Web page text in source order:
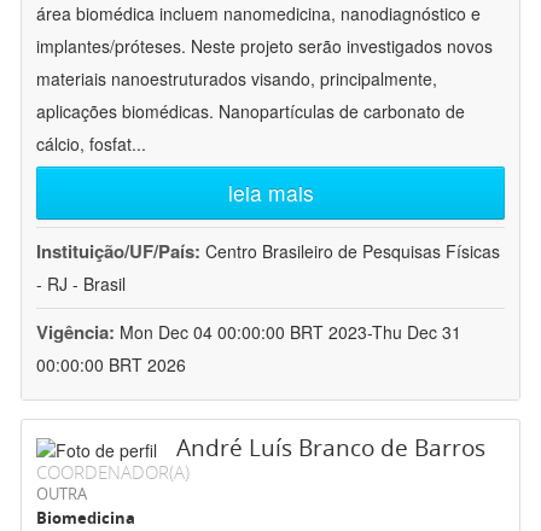
área biomédica incluem nanomedicina, nanodiagnóstico e
implantes/próteses. Neste projeto serão investigados novos
materiais nanoestruturados visando, principalmente,
aplicações biomédicas. Nanopartículas de carbonato de
cálcio, fosfat...
leia mais
Instituição/UF/País: Centro Brasileiro de Pesquisas Físicas
- RJ - Brasil
Vigência: Mon Dec 04 00:00:00 BRT 2023-Thu Dec 31
00:00:00 BRT 2026
André Luís Branco de Barros
COORDENADOR(A)
OUTRA
Biomedicina